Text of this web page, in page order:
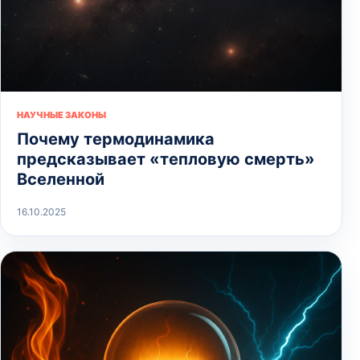
НАУЧНЫЕ ЗАКОНЫ
Почему термодинамика
предсказывает «тепловую смерть»
Вселенной
16.10.2025